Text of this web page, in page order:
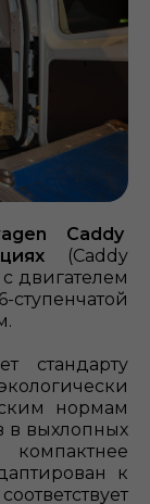
Caddy
(Caddy
двигателем
ступенчатой
стандарту
нормам
в выхлопных
к